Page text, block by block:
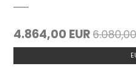
4.864,00 EUR